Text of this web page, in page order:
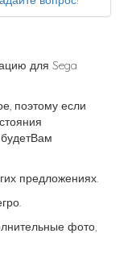
для Sega
поэтому если
предложениях.
фото,